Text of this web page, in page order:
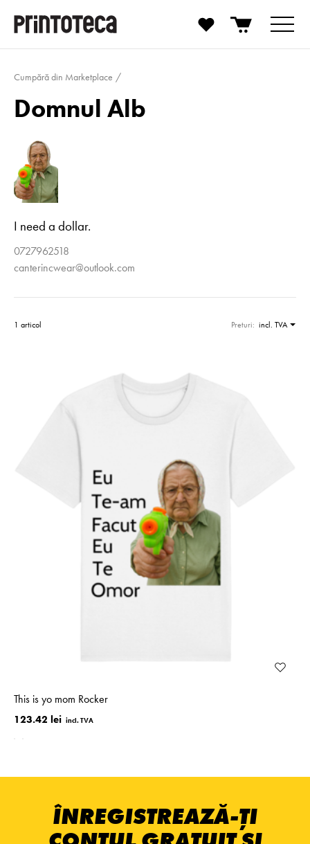
Cumpără din Marketplace
Domnul Alb
I need a dollar.
0727962518
canterincwear@outlook.com
1 articol Preturi: incl. TVA
This is yo mom Rocker
123.42 lei
ÎNREGISTREAZĂ-ȚI